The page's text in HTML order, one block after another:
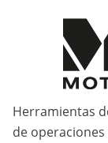
Herramientas
de